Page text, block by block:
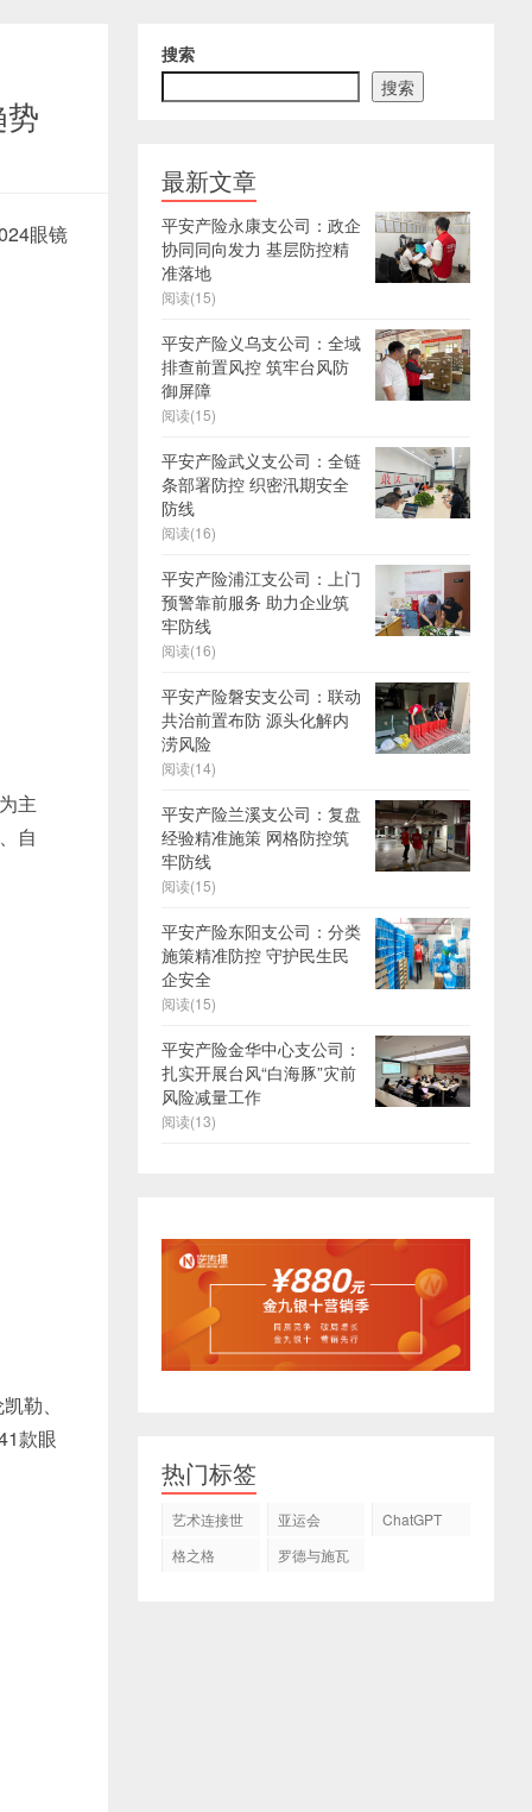
眼镜
主
自
勒、
款眼
搜索
搜索
最新文章
平安产险永康支公司：政企
协同同向发力 基层防控精
准落地
阅读(15)
平安产险义乌支公司：全域
排查前置风控 筑牢台风防
御屏障
阅读(15)
平安产险武义支公司：全链
条部署防控 织密汛期安全
防线
阅读(16)
平安产险浦江支公司：上门
预警靠前服务 助力企业筑
牢防线
阅读(16)
平安产险磐安支公司：联动
共治前置布防 源头化解内
涝风险
阅读(14)
平安产险兰溪支公司：复盘
经验精准施策 网格防控筑
牢防线
阅读(15)
平安产险东阳支公司：分类
施策精准防控 守护民生民
企安全
阅读(15)
平安产险金华中心支公司：
扎实开展台风“白海豚”灾前
风险减量工作
阅读(13)
热门标签
艺术连接世
亚运会
ChatGPT
格之格
罗德与施瓦